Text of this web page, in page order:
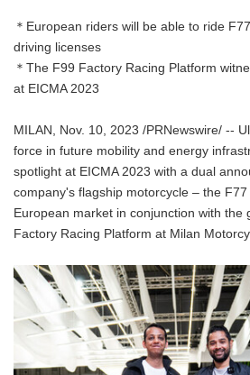
＊European riders will be able to ride
driving licenses
＊The F99 Factory Racing Platform
at EICMA 2023
MILAN, Nov. 10, 2023 /PRNewswire/ --
force in future mobility and energy
spotlight at EICMA 2023 with a dual
company's flagship motorcycle – the
European market in conjunction with the
Factory Racing Platform at Milan